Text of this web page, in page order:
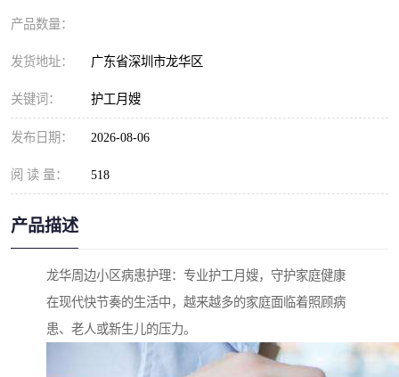
产品数量：
发货地址： 广东省深圳市龙华区
关键词： 护工月嫂
发布日期： 2026-08-06
阅 读 量： 518
产品描述
龙华周边小区病患护理：专业护工月嫂，守护家庭健康
在现代快节奏的生活中，越来越多的家庭面临着照顾病
患、老人或新生儿的压力。